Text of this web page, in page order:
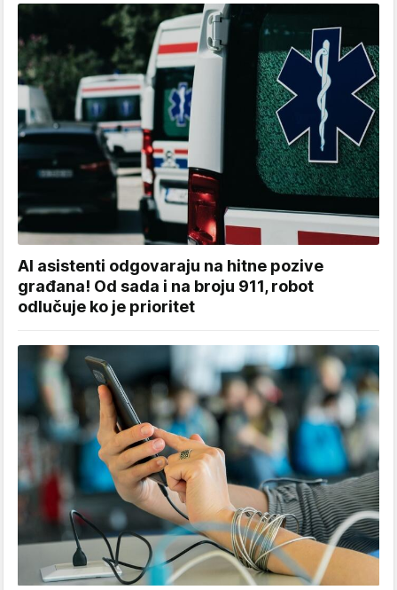
AI asistenti odgovaraju na hitne pozive
građana! Od sada i na broju 911, robot
odlučuje ko je prioritet